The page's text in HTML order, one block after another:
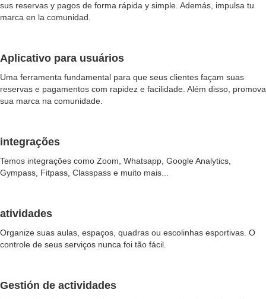
sus reservas y pagos de forma rápida y simple. Además, impulsa tu
marca en la comunidad.
Aplicativo para usuários
Uma ferramenta fundamental para que seus clientes façam suas
reservas e pagamentos com rapidez e facilidade. Além disso, promova
sua marca na comunidade.
integrações
Temos integrações como Zoom, Whatsapp, Google Analytics,
Gympass, Fitpass, Classpass e muito mais...
atividades
Organize suas aulas, espaços, quadras ou escolinhas esportivas. O
controle de seus serviços nunca foi tão fácil.
Gestión de actividades